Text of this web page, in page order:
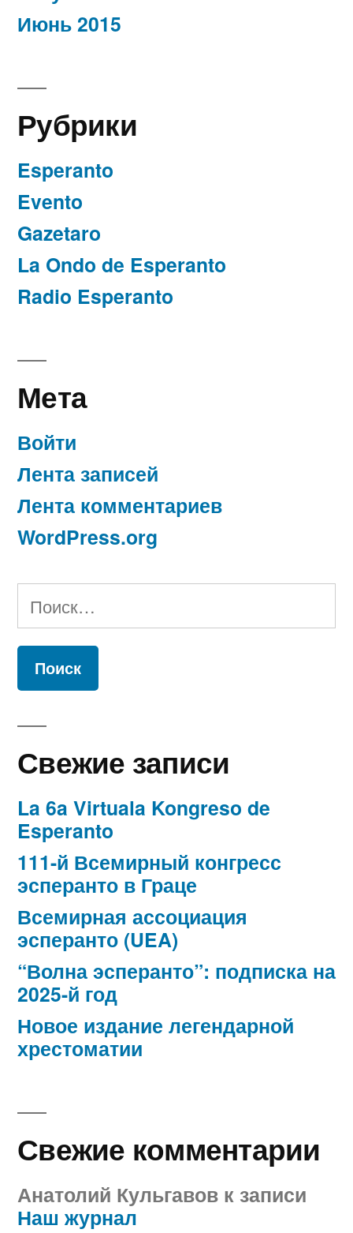
Июнь 2015
Рубрики
Esperanto
Evento
Gazetaro
La Ondo de Esperanto
Radio Esperanto
Мета
Войти
Лента записей
Лента комментариев
WordPress.org
Найти:
Свежие записи
La 6a Virtuala Kongreso de
Esperanto
111-й Всемирный конгресс
эсперанто в Граце
Всемирная ассоциация
эсперанто (UEA)
“Волна эсперанто”: подписка на
2025-й год
Новое издание легендарной
хрестоматии
Свежие комментарии
Анатолий Кульгавов к записи
Наш журнал